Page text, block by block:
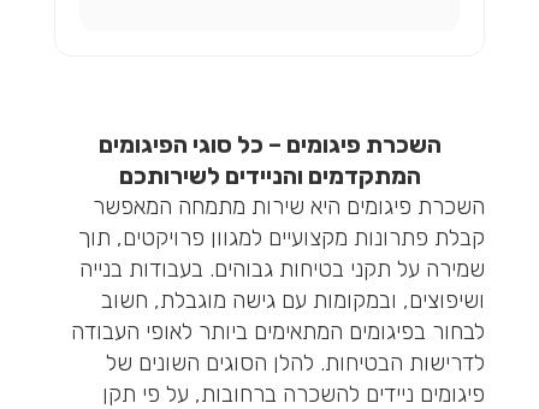
השכרת פיגומים – כל סוגי הפיגומים
המתקדמים והניידים לשירותכם
השכרת פיגומים היא שירות מתמחה המאפשר
קבלת פתרונות מקצועיים למגוון פרויקטים, תוך
שמירה על תקני בטיחות גבוהים. בעבודות בנייה
ושיפוצים, ובמקומות עם גישה מוגבלת, חשוב
לבחור בפיגומים המתאימים ביותר לאופי העבודה
לדרישות הבטיחות. להלן הסוגים השונים של
פיגומים ניידים להשכרה ברחובות, על פי תקן